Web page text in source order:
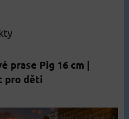
prase Pig 16 cm |
pro děti